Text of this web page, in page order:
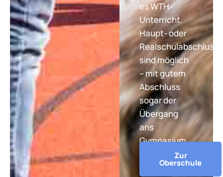
es WTH-
Unterricht.
Haupt- oder
Realschulabschluss
sind möglich
– mit gutem
Abschluss
sogar der
Übergang
ans
Gymnasium.
Zur
Oberschule